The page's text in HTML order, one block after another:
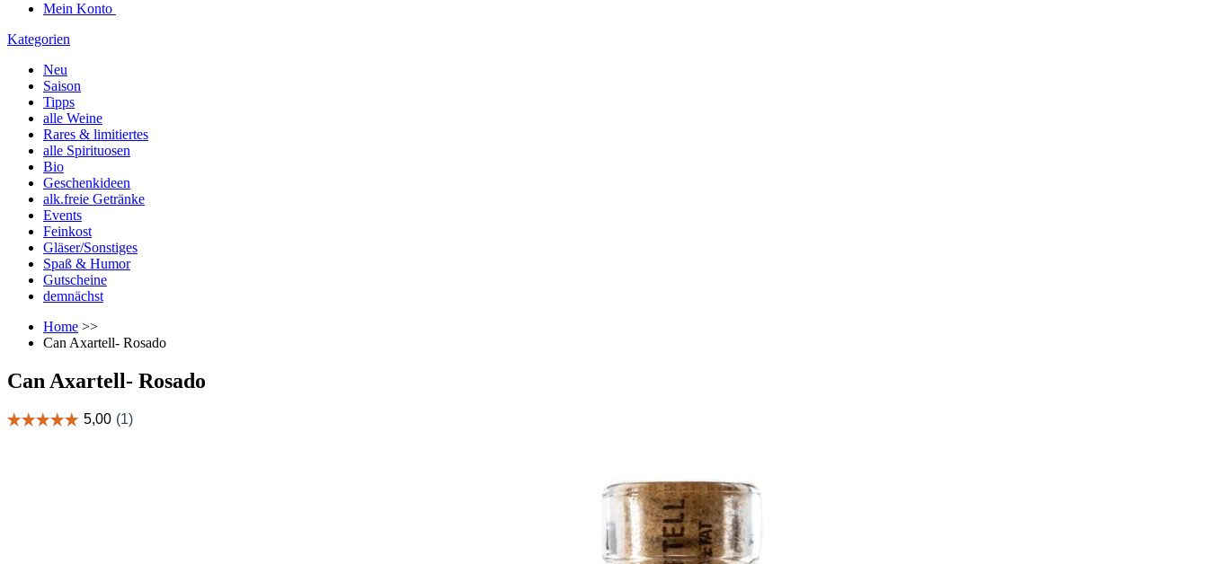
Mein Konto
Kategorien
Neu
Saison
Tipps
alle Weine
Rares & limitiertes
alle Spirituosen
Bio
Geschenkideen
alk.freie Getränke
Events
Feinkost
Gläser/Sonstiges
Spaß & Humor
Gutscheine
demnächst
Home >>
Can Axartell- Rosado
Can Axartell- Rosado